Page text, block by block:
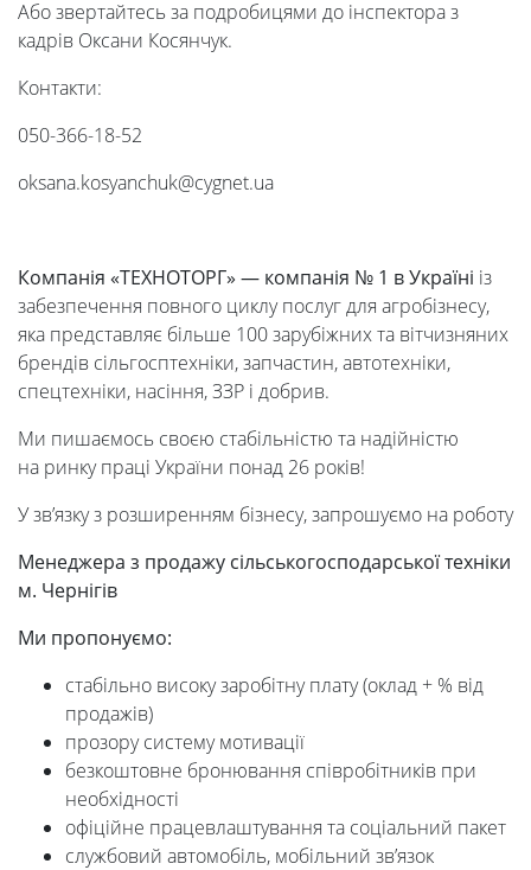
Університет
Вибори
Освітня
діяльність
Абітурієнтам
Наука
Міжнародна
діяльність
Foreign
Або звертайтесь за подробицями до інспектора з
кадрів Оксани Косянчук.
Контакти:
050-366-18-52
oksana.kosyanchuk@cygnet.ua
Компанія «ТЕХНОТОРГ» — компанія № 1 вУкраїні із
забезпечення повного циклу послуг для агробізнесу,
яка представляє більше 100 зарубіжних та вітчизняних
брендів сільгосптехніки, запчастин, автотехніки,
спецтехніки, насіння, ЗЗР і добрив.
Ми пишаємось своєю стабільністю та надійністю
на ринку праці України понад 26 років!
У зв’язку з розширенням бізнесу, запрошуємо на роботу
Менеджера з продажу сільськогосподарської техніки
м. Чернігів
Ми пропонуємо:
стабільно високу заробітну плату (оклад + % від
продажів)
прозору систему мотивації
безкоштовне бронювання співробітників при
необхідності
офіційне працевлаштування та соціальний пакет
службовий автомобіль, мобільний зв’язок